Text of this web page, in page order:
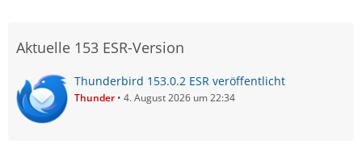
Aktuelle 153 ESR-Version
Thunderbird 153.0.2 ESR veröffentlicht
Thunder 4. August 2026 um 22:34